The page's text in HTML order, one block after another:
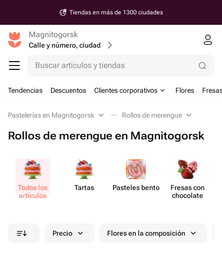
Tiendas en más de 1300 ciudades
Magnitogorsk
Calle y número, ciudad
Buscar artículos y tiendas
Tendencias Descuentos Clientes corporativos Flores
Pastelerías en Magnitogorsk Rollos de merengue
Rollos de merengue en Magnitogorsk
Todos los
artículos
Tartas Pasteles bento
Fresas con
chocolate
Precio Flores en la composición